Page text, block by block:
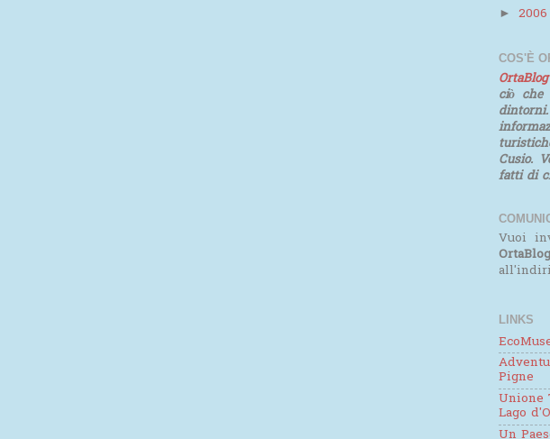
► 2006
COS'È
OrtaBlog
ciò che
Cusio.
fatti di
Vuoi
OrtaBlog
LINKS
Pigne
Unione
Lago
Un